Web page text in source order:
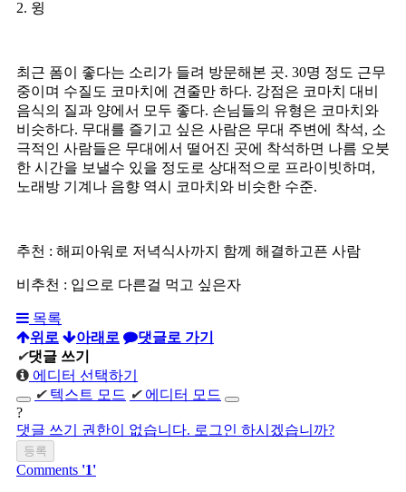
2. 윙
최근 폼이 좋다는 소리가 들려 방문해본 곳. 30명 정도 근무
중이며 수질도 코마치에 견줄만 하다. 강점은 코마치 대비
음식의 질과 양에서 모두 좋다. 손님들의 유형은 코마치와
비슷하다. 무대를 즐기고 싶은 사람은 무대 주변에 착석, 소
극적인 사람들은 무대에서 떨어진 곳에 착석하면 나름 오붓
한 시간을 보낼수 있을 정도로 상대적으로 프라이빗하며,
노래방 기계나 음향 역시 코마치와 비슷한 수준.
추천 : 해피아워로 저녁식사까지 함께 해결하고픈 사람
비추천 : 입으로 다른걸 먹고 싶은자
목록
위로
아래로
댓글로 가기
✔댓글 쓰기
에디터 선택하기
✔ 텍스트 모드 ✔ 에디터 모드
?
댓글 쓰기 권한이 없습니다. 로그인 하시겠습니까?
Comments '1'